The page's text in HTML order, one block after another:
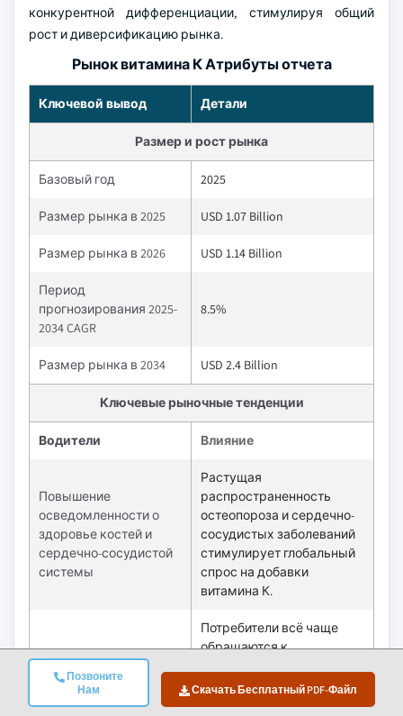
Позвоните
Нам
Скачать Бесплатный PDF-Файл
конкурентной дифференциации, стимулируя общий
рост и диверсификацию рынка.
Рынок витамина К Атрибуты отчета
Ключевой вывод Детали
Размер и рост рынка
Базовый год 2025
Размер рынка в 2025 USD 1.07 Billion
Размер рынка в 2026 USD 1.14 Billion
Период
прогнозирования 2025-
2034 CAGR
8.5%
Размер рынка в 2034 USD 2.4 Billion
Ключевые рыночные тенденции
Водители Влияние
Повышение
осведомленности о
здоровье костей и
сердечно-сосудистой
системы
Растущая
распространенность
остеопороза и сердечно-
сосудистых заболеваний
стимулирует глобальный
спрос на добавки
витамина К.
Растущее внедрение
нутрицевтиков и
пищевых добавок
Потребители всё чаще
обращаются к
решениям в области